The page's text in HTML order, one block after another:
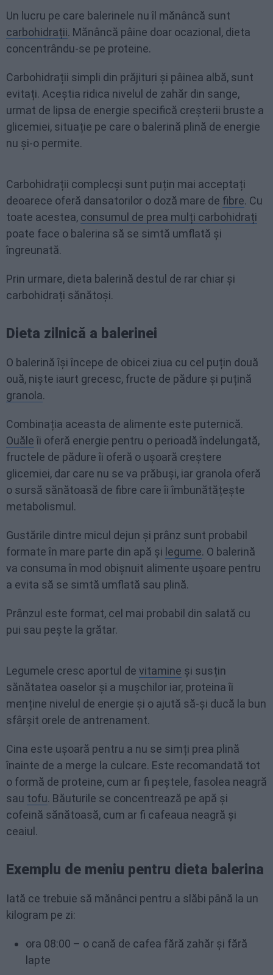
Un lucru pe care balerinele nu îl mănâncă sunt
carbohidrații. Mănâncă pâine doar ocazional, dieta
concentrându-se pe proteine.
Carbohidrații simpli din prăjituri și pâinea albă, sunt
evitați. Aceștia ridica nivelul de zahăr din sange,
urmat de lipsa de energie specifică creșterii bruste a
glicemiei, situație pe care o balerină plină de energie
nu și-o permite.
Carbohidrații complecși sunt puțin mai acceptați
deoarece oferă dansatorilor o doză mare de fibre. Cu
toate acestea, consumul de prea mulți carbohidrați
poate face o balerina să se simtă umflată și
îngreunată.
Prin urmare, dieta balerină destul de rar chiar și
carbohidrați sănătoși.
Dieta zilnică a balerinei
O balerină își începe de obicei ziua cu cel puțin două
ouă, niște iaurt grecesc, fructe de pădure și puțină
granola.
Combinația aceasta de alimente este puternică.
Ouăle îi oferă energie pentru o perioadă îndelungată,
fructele de pădure îi oferă o ușoară creștere
glicemiei, dar care nu se va prăbuși, iar granola oferă
o sursă sănătoasă de fibre care îi îmbunătățește
metabolismul.
Gustările dintre micul dejun și prânz sunt probabil
formate în mare parte din apă și legume. O balerină
va consuma în mod obișnuit alimente ușoare pentru
a evita să se simtă umflată sau plină.
Prânzul este format, cel mai probabil din salată cu
pui sau pește la grătar.
Legumele cresc aportul de vitamine și susțin
sănătatea oaselor și a mușchilor iar, proteina îi
menține nivelul de energie și o ajută să-și ducă la bun
sfârșit orele de antrenament.
Cina este ușoară pentru a nu se simți prea plină
înainte de a merge la culcare. Este recomandată tot
o formă de proteine, cum ar fi peștele, fasolea neagră
sau tofu. Băuturile se concentrează pe apă și
cofeină sănătoasă, cum ar fi cafeaua neagră și
ceaiul.
Exemplu de meniu pentru dieta balerina
Iată ce trebuie să mănânci pentru a slăbi până la un
kilogram pe zi:
ora 08:00 – o cană de cafea fără zahăr și fără
lapte